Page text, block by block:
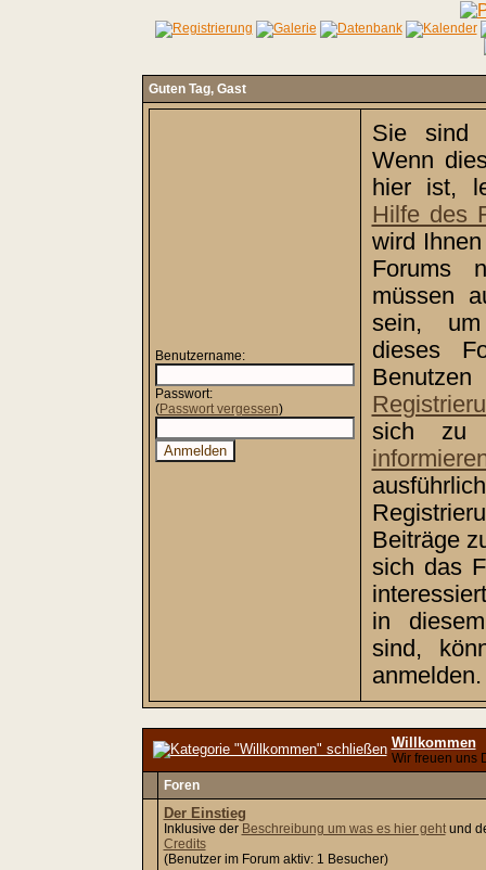
Guten Tag, Gast
Benutzername:
Passwort:
(Passwort vergessen)
Sie sind
Wenn
hier ist,
Hilfe des
wird
Forums
müssen
sein,
dieses
sich zu
Beiträge
sich das
in
sind,
anmelden.
Willkommen
Wir freuen uns
Foren
Der Einstieg
Inklusive der Beschreibung um was es hier gehtund
Credits
(Benutzer im Forum aktiv: 1 Besucher)